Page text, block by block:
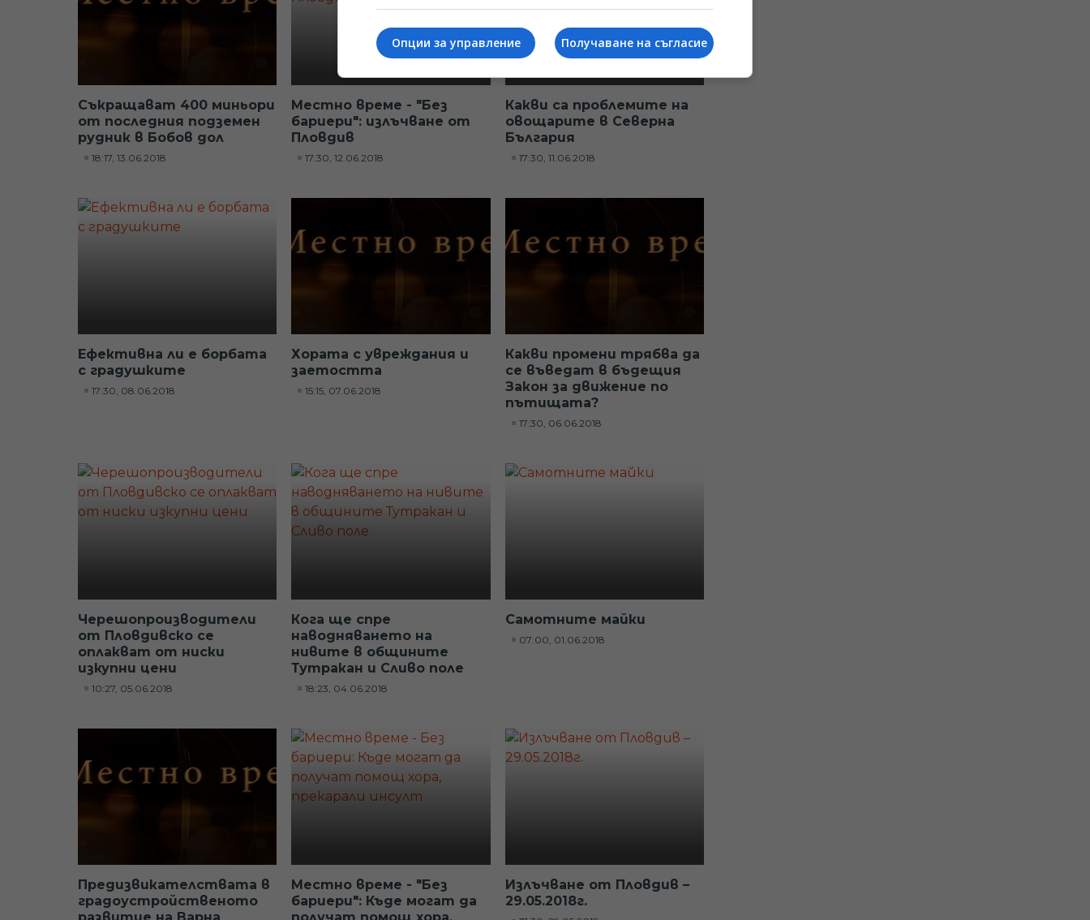
Съкращават 400 миньори
от последния подземен
рудник в Бобов дол
18:17, 13.06.2018
Местно време - "Без
бариери": излъчване от
Пловдив
17:30, 12.06.2018
Какви са проблемите на
овощарите в Северна
България
17:30, 11.06.2018
Ефективна ли е борбата
с градушките
17:30, 08.06.2018
Хората с увреждания и
заетостта
15:15, 07.06.2018
Какви промени трябва да
се въведат в бъдещия
Закон за движение по
пътищата?
17:30, 06.06.2018
Черешопроизводители
от Пловдивско се
оплакват от ниски
изкупни цени
10:27, 05.06.2018
Кога ще спре
наводняването на
нивите в общините
Тутракан и Сливо поле
18:23, 04.06.2018
Самотните майки
07:00, 01.06.2018
Предизвикателствата в
градоустройственото
развитие на Варна
Местно време - "Без
бариери": Къде могат да
получат помощ хора,
Излъчване от Пловдив –
29.05.2018г.
Получаване на съгласие
Опции за управление